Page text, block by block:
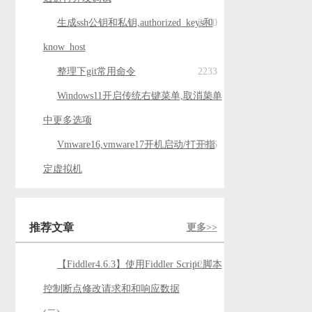
生成ssh公钥和私钥,authorized_keys和
know_host
2600
整理下git常用命令 2233
​Windows11开启传统右键菜单,取消菜单
中更多选项
2191
Vmware16,vmware17开机启动/打开指
定虚拟机
2186
推荐文章 更多>>
【Fiddler4.6.3】使用Fiddler Script 脚本
控制断点修改请求和和响应数据
12192